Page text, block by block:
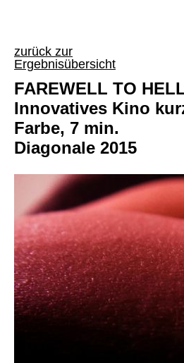
zurück zur
Ergebnisübersicht
FAREWELL TO
Innovatives Kino
Farbe, 7 min.
Diagonale 2015